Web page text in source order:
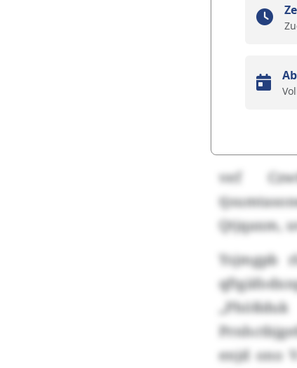
vef
Qtjqaxm,
Ysjmgpb
enjd ono